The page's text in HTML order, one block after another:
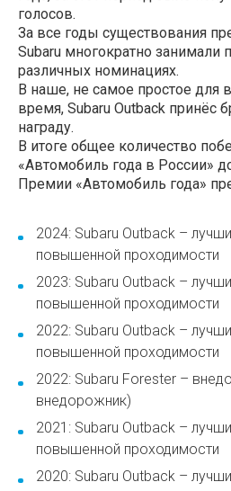
голосов.
За все годы существования
Subaru многократно занимали
различных номинациях.
В наше, не самое простое для
время, Subaru Outback принёс
награду.
В итоге общее количество
«Автомобиль года в России»
Премии «Автомобиль года»
2024: Subaru Outback –
повышенной проходимости
2023: Subaru Outback –
повышенной проходимости
2022: Subaru Outback –
повышенной проходимости
2022: Subaru Forester –
внедорожник)
2021: Subaru Outback –
повышенной проходимости
2020: Subaru Outback –